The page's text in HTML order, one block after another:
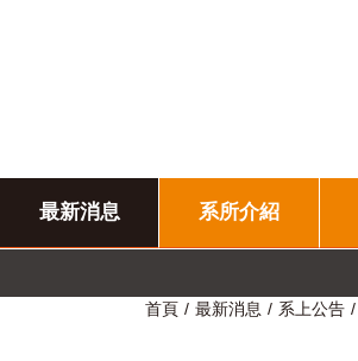
最新消息 系所介紹
首頁 最新消息 系上公告